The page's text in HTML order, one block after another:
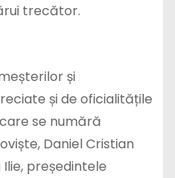
trecător.
și
și de oficialitățile
se numără
Daniel Cristian
președintele